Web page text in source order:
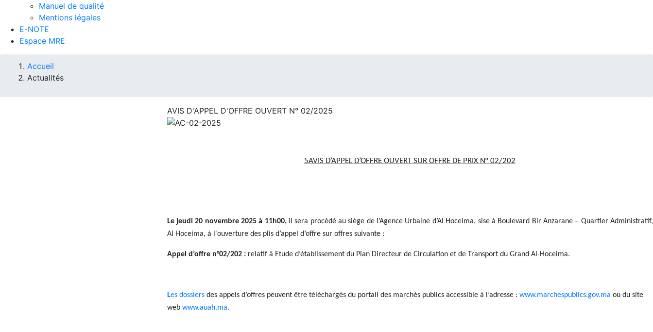
Manuel de qualité
Mentions légales
E-NOTE
Espace MRE
Fil
d'Ariane
Accueil
Actualités
AVIS D'APPEL D'OFFRE OUVERT N° 02/2025
Image
AVIS D’APPEL D’OFFRE OUVERT SUR OFFRE DE PRIX N° 02/202
5
Le jeudi 20 novembre 2025 à 11h00, il sera procédé au siège de l’Agence Urbaine d’Al Hoceima, sise à Boulevard Bir Anzarane – Quartier Administratif,
Al Hoceima, à l'ouverture des plis d’appel d’offre sur offres suivante :
Appel d’offre n°02/202 :relatif à Etude d’établissement du Plan Directeur de Circulation et de Transport du Grand Al-Hoceima.
Les dossiersdes appels d’offres peuvent être téléchargés du portail des marchés publics accessible à l’adresse : www.marchespublics.gov.ma ou du site
web www.auah.ma.